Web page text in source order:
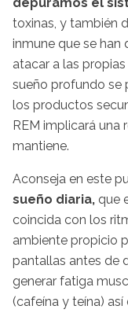
toxinas, y también
inmune que se han
atacar a las
sueño profundo se
los productos
REM implicará una
mantiene.
Aconseja en este
sueño diaria, que
coincida con los
ambiente propicio
pantallas antes de
generar fatiga
(cafeína y teína)